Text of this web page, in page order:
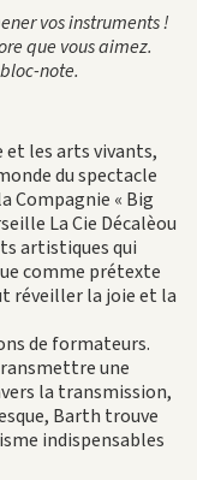
vos instruments !
que vous aimez.
note.
les arts vivants,
du spectacle
Compagnie « Big
La Cie Décalèou
artistiques qui
comme prétexte
réveiller la joie et la
de formateurs.
une
la transmission,
Barth trouve
indispensables